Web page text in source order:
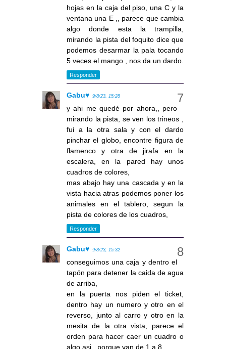
hojas en la caja del piso, una C y la
ventana una E ,, parece que cambia
algo donde esta la trampilla,
mirando la pista del foquito dice que
podemos desarmar la pala tocando
5 veces el mango , nos da un dardo.
Responder
Gabu♥ 9/8/23, 15:28
y ahi me quedé por ahora,, pero
mirando la pista, se ven los trineos ,
fui a la otra sala y con el dardo
pinchar el globo, encontre figura de
flamenco y otra de jirafa en la
escalera, en la pared hay unos
cuadros de colores,
mas abajo hay una cascada y en la
vista hacia atras podemos poner los
animales en el tablero, segun la
pista de colores de los cuadros,
Responder
Gabu♥ 9/8/23, 15:32
conseguimos una caja y dentro el
tapón para detener la caida de agua
de arriba,
en la puerta nos piden el ticket,
dentro hay un numero y otro en el
reverso, junto al carro y otro en la
mesita de la otra vista, parece el
orden para hacer caer un cuadro o
algo asi , porque van de 1 a 8,